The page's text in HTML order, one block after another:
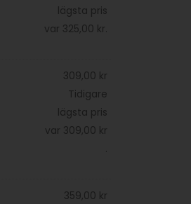
lägsta pris
var 325,00 kr .
309,00 kr
Tidigare
lägsta pris
var 309,00 kr
.
359,00 kr